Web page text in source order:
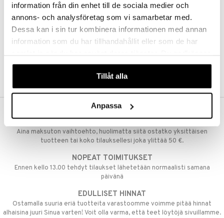
information från din enhet till de sociala medier och
annons- och analysföretag som vi samarbetar med.
Dessa kan i sin tur kombinera informationen med annan
information som du har tillhandahållit eller som de har
våra cookies vid fortsatt användande av vår webbplats.
Tillåt alla
Anpassa
Aina maksuton vaihtoehto, huolimatta siitä ostatko yksittäisen
tuotteen tai koko tilauksellesi joka ylittää 50 €.
NOPEAT TOIMITUKSET
Ennen kello 13.00 tehdyt tilaukset lähetetään normaalisti samana
päivänä
EDULLISET HINNAT
Ostamalla suuria eriä tuotteita varastoomme voimme pitää hinnat
alhaisina juuri Sinua varten! Voit olla varma, että teet löytöjä sivuillamme.